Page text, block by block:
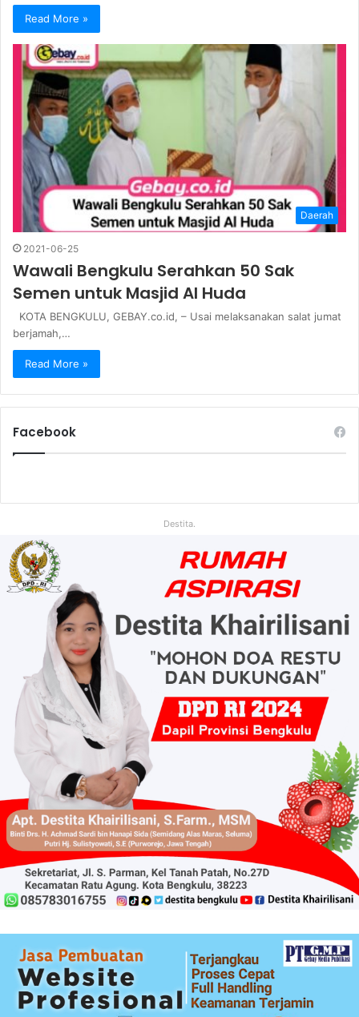
Read More »
Daerah
2021-06-25
Wawali Bengkulu Serahkan 50 Sak
Semen untuk Masjid Al Huda
KOTA BENGKULU, GEBAY.co.id, – Usai melaksanakan salat jumat
berjamah,…
Read More »
Facebook
Destita.